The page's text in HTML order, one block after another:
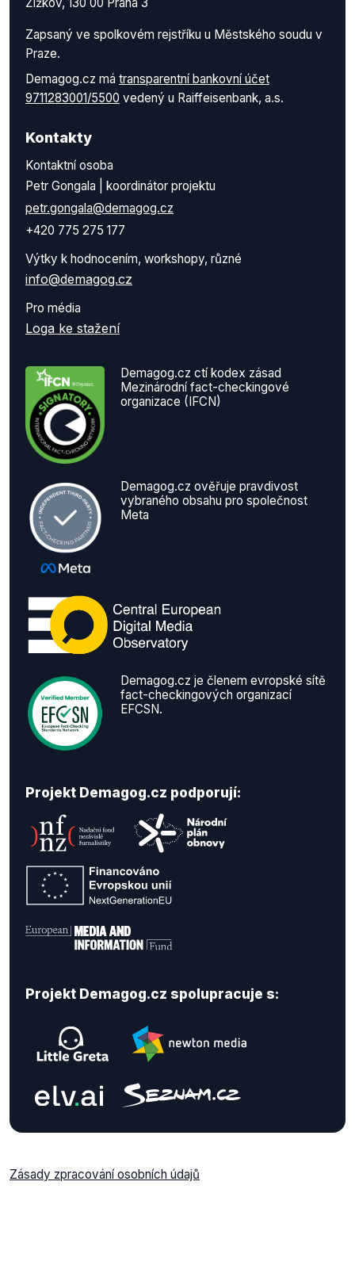
Zapsaný ve spolkovém rejstříku u Městského soudu v
Praze.
Demagog.cz má transparentní bankovní účet
9711283001/5500 vedený u Raiffeisenbank, a.s.
Kontakty
Kontaktní osoba
Petr Gongala | koordinátor projektu
petr.gongala@demagog.cz
+420 775 275 177
Výtky k hodnocením, workshopy, různé
info@demagog.cz
Pro média
Loga ke stažení
Demagog.cz ctí kodex zásad
Mezinárodní fact-checkingové
organizace (IFCN)
Demagog.cz ověřuje pravdivost
vybraného obsahu pro společnost
Meta
Demagog.cz je členem evropské sítě
fact-checkingových organizací
EFCSN.
Projekt Demagog.cz podporují:
Projekt Demagog.cz spolupracuje s:
Zásady zpracování osobních údajů